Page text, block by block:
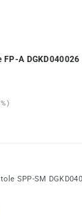
FP-A DGKD040026
)